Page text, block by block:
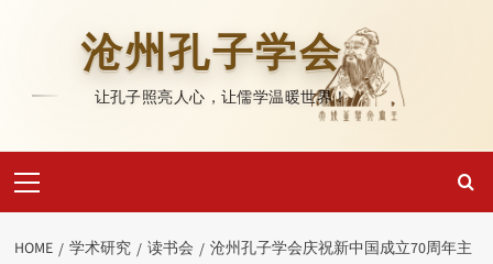
沧州孔子学会
让孔子照亮人心，让儒学温暖世界！
Menu
HOME 学术研究 读书会
沧州孔子学会庆祝新中国成立70周年主